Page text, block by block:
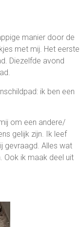
manier door de
met mij. Het eerste
Diezelfde avond
ik ben een
om een andere/
gelijk zijn. Ik leef
gevraagd. Alles wat
Ook ik maak deel uit